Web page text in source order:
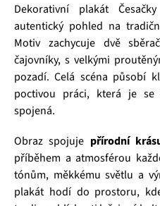
Dekorativní plakát
autentický pohled na
Motiv zachycuje dvě
čajovníky, s velkými
pozadí. Celá scéna působí
poctivou práci, která je se
spojená.
Obraz spojuje přírodní
příběhem a atmosférou
tónům, měkkému světlu a
plakát hodí do prostoru,